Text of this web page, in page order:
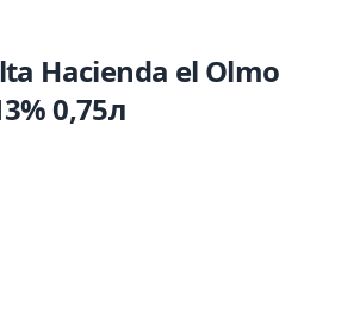
Hacienda el Olmo
0,75л